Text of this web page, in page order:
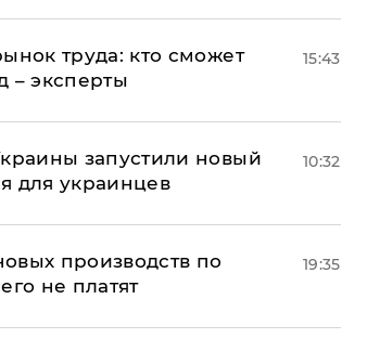
труда: кто сможет
– эксперты
15:43
запустили новый
для украинцев
10:32
производств по
не платят
19:35